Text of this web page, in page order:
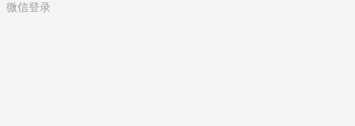
微信登录